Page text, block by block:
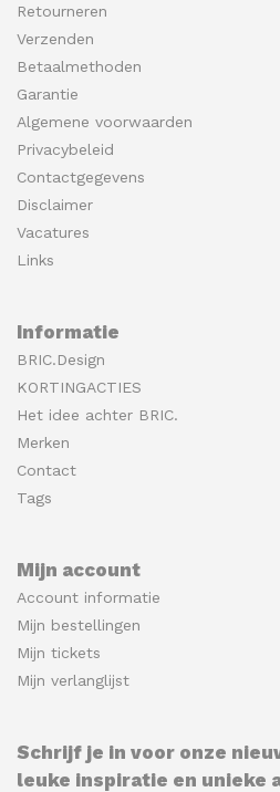
Retourneren
Verzenden
Betaalmethoden
Garantie
Algemene voorwaarden
Privacybeleid
Contactgegevens
Disclaimer
Vacatures
Links
Informatie
BRIC.Design
KORTINGACTIES
Het idee achter BRIC.
Merken
Contact
Tags
Mijn account
Account informatie
Mijn bestellingen
Mijn tickets
Mijn verlanglijst
Schrijf je in voor onze
leuke inspiratie en unieke